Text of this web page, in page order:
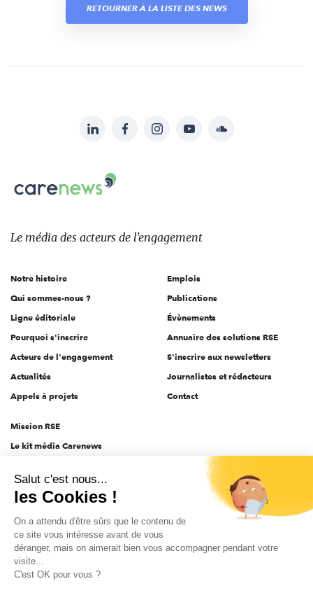
RETOURNER À LA LISTE DES NEWS
sur:
LinkedInFacebookInstagramYouTubeSoundcloud
Le
des
l'engagement
Le média des acteurs de l'engagement
Notre histoire
Qui sommes-nous ?
Ligne éditoriale
Pourquoi s'inscrire
Acteurs de l'engagement
Actualités
Appels à projets
Emplois
Publications
Évènements
Annuaire des solutions RSE
S'inscrire aux newsletters
Journalistes et rédacteurs
Contact
Mission RSE
Le kit média Carenews
AEF info
Novethic
PRODURABLE
Inclusiv Day
Salut c'est nous...
les Cookies !
On a attendu d'être sûrs que le contenu de
ce site vous intéresse avant de vous
déranger, mais on aimerait bien vous accompagner pendant votre
visite...
C'est OK pour vous ?